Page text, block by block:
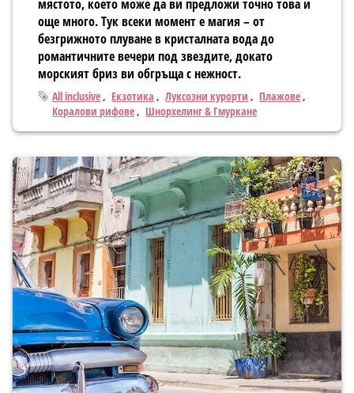
мястото, което може да ви предложи точно това и
още много. Тук всеки момент е магия – от
безгрижното плуване в кристалната вода до
романтичните вечери под звездите, докато
морският бриз ви обгръща с нежност.
Тагове
All inclusive Екзотика Луксозни курорти
Плажове
Коралови рифове
Шнорхелинг & Гмуркане